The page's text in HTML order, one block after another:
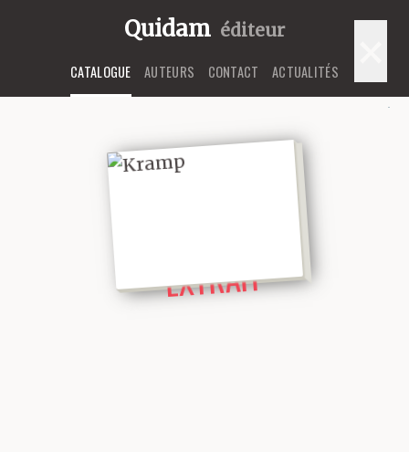
Quidam éditeur
CATALOGUE AUTEURS CONTACT ACTUALITÉS
EXTRAIT